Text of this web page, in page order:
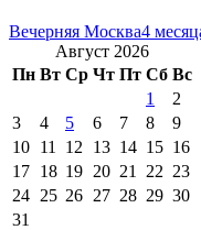
Вечерняя Москва4
Август 2026
Пн Вт Ср Чт Пт Сб Вс
1
2
3
4 5 6 7 8
9
10 11 12 13 14 15 16
17 18 19 20 21 22 23
24 25 26 27 28 29 30
31